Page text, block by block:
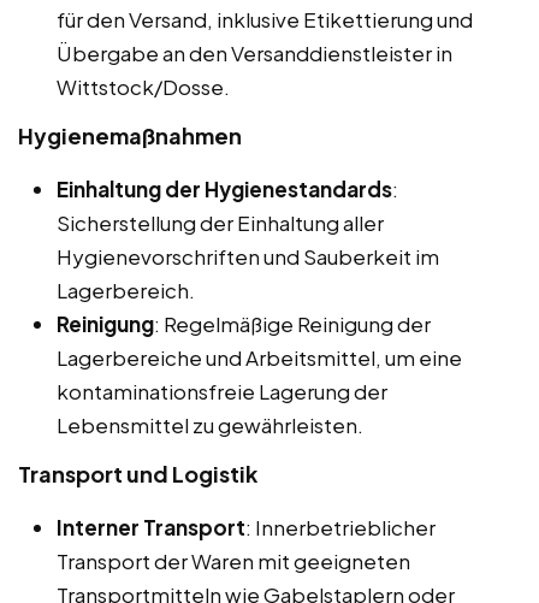
für den Versand, inklusive Etikettierung und
Übergabe an den Versanddienstleister in
Wittstock/Dosse.
Hygienemaßnahmen
Einhaltung der Hygienestandards:
Sicherstellung der Einhaltung aller
Hygienevorschriften und Sauberkeit im
Lagerbereich.
Reinigung: Regelmäßige Reinigung der
Lagerbereiche und Arbeitsmittel, um eine
kontaminationsfreie Lagerung der
Lebensmittel zu gewährleisten.
Transport und Logistik
Interner Transport: Innerbetrieblicher
Transport der Waren mit geeigneten
Transportmitteln wie Gabelstaplern oder